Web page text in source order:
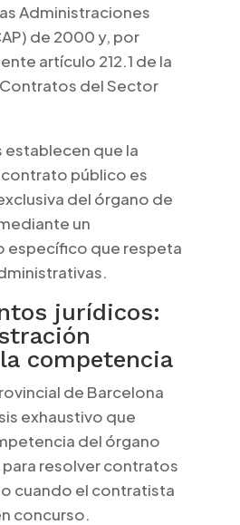
Administraciones
de 2000 y, por
artículo 212.1 de la
del Sector
establecen que la
público es
del órgano de
un
específico que respeta
jurídicos:
competencia
de Barcelona
exhaustivo que
del órgano
resolver contratos
cuando el contratista
concurso.